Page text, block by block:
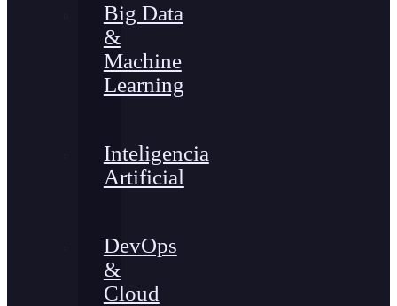
Big Data
&
Machine
Learning
Inteligencia
Artificial
DevOps
&
Cloud